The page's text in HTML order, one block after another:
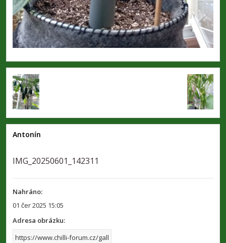
Antonín
IMG_20250601_142311
Nahráno:
01 čer 2025 15:05
Adresa obrázku: